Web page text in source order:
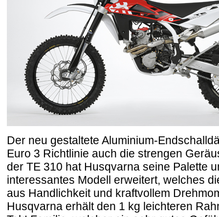
Der neu gestaltete Aluminium-
Euro 3 Richtlinie auch die strengen
der TE 310 hat Husqvarna seine Palette
interessantes Modell erweitert, welches
aus Handlichkeit und kraftvollem
Husqvarna erhält den 1 kg leichteren